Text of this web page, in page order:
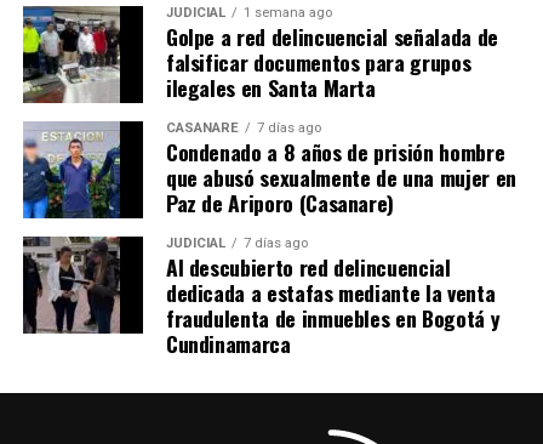
La integración de observación internacional,
plataformas digitales, simulacros técnicos previos a la
jornada y monitoreo en tiempo real apunta a consolidar
uno de los procesos electorales con mayor capacidad de
supervisión tecnológica en la historia reciente de
Colombia.
El mayor impacto ha sido para las regiones
Aunque la implementación de toda esta tecnología es
de alcance nacional, ha tenido mayor impacto y
relevancia en las regiones apartadas del país, donde
históricamente la conectividad, la distancia geográfica y
JUDICIAL 1 semana ago
Golpe a red delincuencial señalada de
falsificar documentos para grupos
ilegales en Santa Marta
CASANARE 7 días ago
Condenado a 8 años de prisión hombre
que abusó sexualmente de una mujer en
Paz de Ariporo (Casanare)
JUDICIAL 7 días ago
Al descubierto red delincuencial
dedicada a estafas mediante la venta
fraudulenta de inmuebles en Bogotá y
Cundinamarca